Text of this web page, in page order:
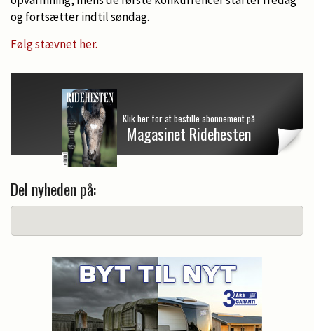
og fortsætter indtil søndag.
Følg stævnet her.
Klik her for at bestille abonnement på
Magasinet Ridehesten
Del nyheden på: